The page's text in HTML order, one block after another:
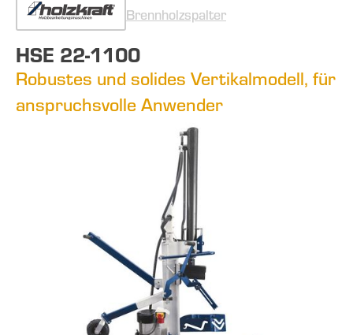
Brennholzspalter
HSE 22-1100
Robustes und solides Vertikalmodell, für
anspruchsvolle Anwender